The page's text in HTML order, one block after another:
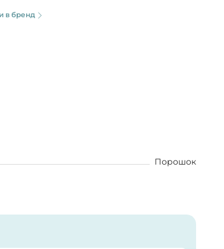
в бренд
Порошок